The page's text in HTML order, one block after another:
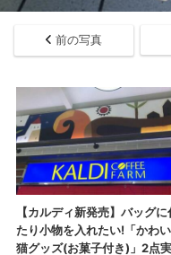
前の写真